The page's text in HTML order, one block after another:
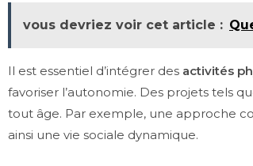
vous devriez voir cet article :
Il est essentiel d’intégrer des activités
favoriser l’autonomie. Des projets tels
tout âge. Par exemple, une approche
ainsi une vie sociale dynamique.